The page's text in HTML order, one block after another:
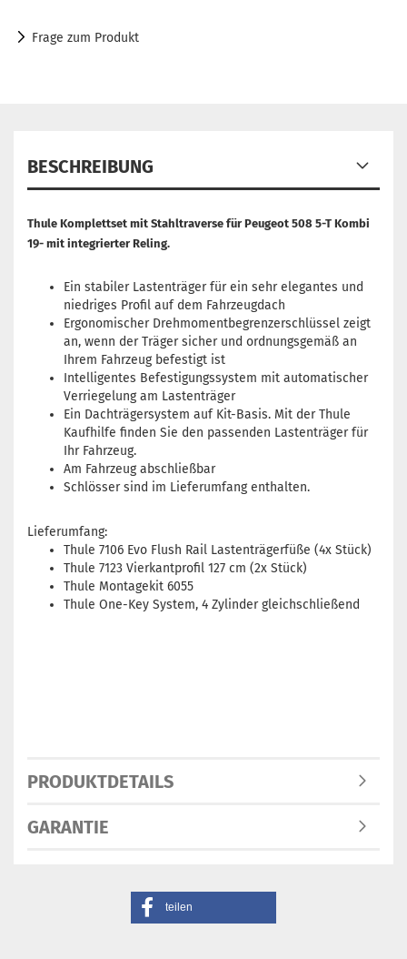
Frage zum Produkt
BESCHREIBUNG
Thule Komplettset mit Stahltraverse für Peugeot 508 5-T Kombi
19- mit integrierter Reling.
Ein stabiler Lastenträger für ein sehr elegantes und
niedriges Profil auf dem Fahrzeugdach
Ergonomischer Drehmomentbegrenzerschlüssel zeigt
an, wenn der Träger sicher und ordnungsgemäß an
Ihrem Fahrzeug befestigt ist
Intelligentes Befestigungssystem mit automatischer
Verriegelung am Lastenträger
Ein Dachträgersystem auf Kit-Basis. Mit der Thule
Kaufhilfe finden Sie den passenden Lastenträger für
Ihr Fahrzeug.
Am Fahrzeug abschließbar
Schlösser sind im Lieferumfang enthalten.
Lieferumfang:
Thule 7106 Evo Flush Rail Lastenträgerfüße (4x Stück)
Thule 7123 Vierkantprofil 127 cm (2x Stück)
Thule Montagekit 6055
Thule One-Key System, 4 Zylinder gleichschließend
PRODUKTDETAILS
GARANTIE
teilen